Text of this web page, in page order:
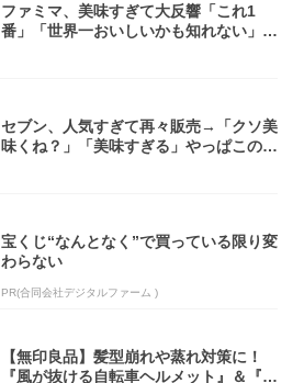
ファミマ、美味すぎて大反響「これ1
番」「世界一おいしいかも知れない」
セブン、人気すぎて再々販売→「クソ美
味くね？」「美味すぎる」やっぱこのク
宝くじ“なんとなく”で買っている限り変
わらない
PR(合同会社デジタルファーム )
【無印良品】髪型崩れや蒸れ対策に！
『風が抜ける自転車ヘルメット』＆『2